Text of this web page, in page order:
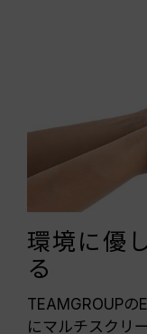
環境に優
る
TEAMGROUPの
にマルチスクリ